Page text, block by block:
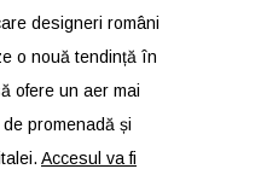
designeri români
o nouă tendință în
ofere un aer mai
promenadă și
Accesul va fi